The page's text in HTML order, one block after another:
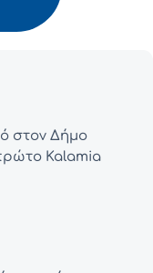
στον Δήμο
Kalamia